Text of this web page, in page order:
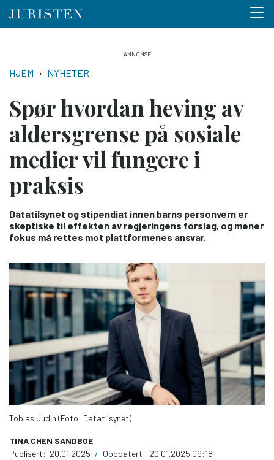
hovedinnhold
Menu
NAVIGASJONSSTI
HJEM NYHETER
Spør hvordan heving av
aldersgrense på sosiale
medier vil fungere i
praksis
Datatilsynet og stipendiat innen barns personvern er
skeptiske til effekten av regjeringens forslag, og mener
fokus må rettes mot plattformenes ansvar.
Tobias Judin (Foto: Datatilsynet)
TINA CHEN SANDBOE
Publisert: 20.01.2025 / Oppdatert: 20.01.2025 09:18